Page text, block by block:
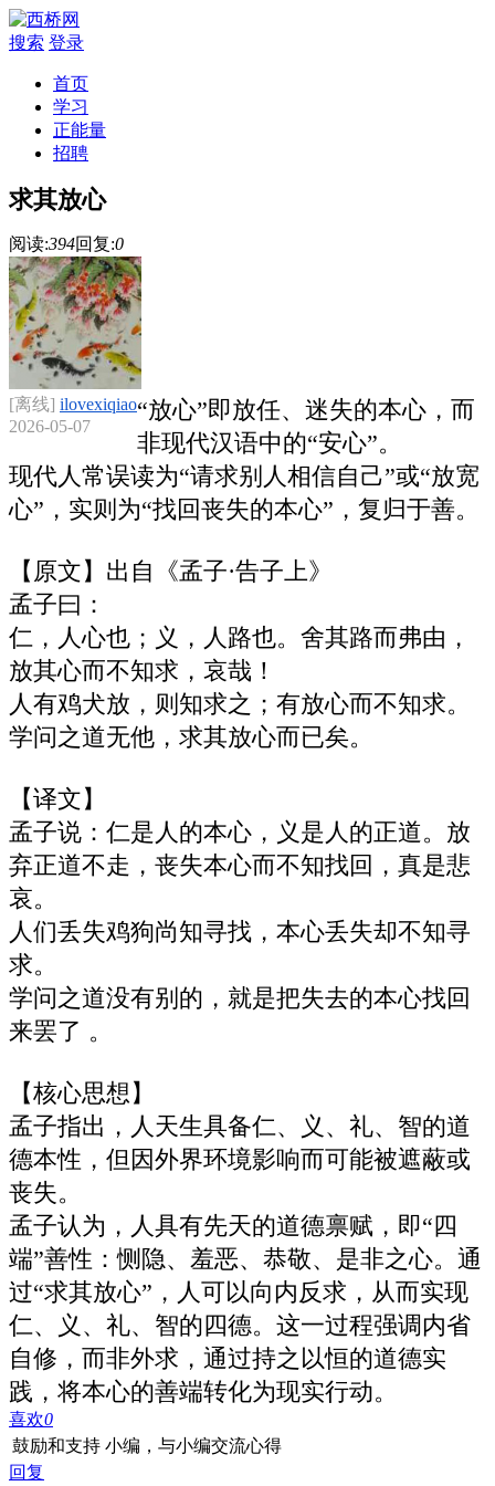
搜索 登录
首页
学习
正能量
招聘
求其放心
阅读:394回复:0
[离线] ilovexiqiao
2026-05-07
“放心”即‌放任、迷失的本心‌，而
非现代汉语中的“安心”。
‌现代人常误读为“请求别人相信自己”或“放宽
心”，实则为‌“找回丧失的本心‌”，复归于善。
【原文】出自《孟子·告子上》
孟子曰：
仁，人心也；义，人路也。舍其路而弗由，
放其心而不知求，哀哉！
人有鸡犬放，则知求之；有放心而不知求。
学问之道无他，求其放心而已矣。
【译文‌】
孟子说：仁是人的本心，义是人的正道。放
弃正道不走，丧失本心而不知找回，真是悲
哀。
人们丢失鸡狗尚知寻找，本心丢失却不知寻
求。
学问之道没有别的，就是把失去的本心找回
来罢了 。‌‌
【核心思想】
孟子指出，人天生具备仁、义、礼、智的道
德本性，但因外界环境影响而可能被遮蔽或
丧失。
孟子认为，人具有先天的道德禀赋，即“四
端”善性：恻隐、羞恶、恭敬、是非之心。通
过“求其放心”，人可以向内反求，从而实现
仁、义、礼、智的四德。这一过程强调内省
自修，而非外求，通过持之以恒的道德实
践，将本心的善端转化为现实行动。
喜欢0
鼓励和支持 小编，与小编交流心得
回复